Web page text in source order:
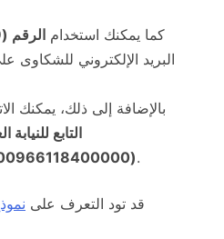
كما يمكنك استخدام الرقم (920002729)
البريد الإلكتروني للشكاوى
بالإضافة إلى ذلك، يمكنك
التابع
(00966118400000)لتقديم الشكوى.
قد تود التعرف على